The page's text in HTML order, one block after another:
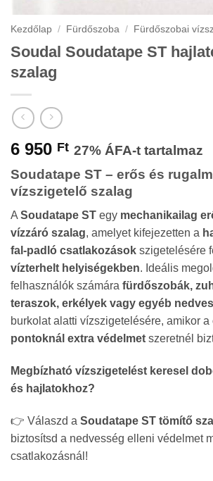
Kezdőlap / Fürdőszoba / Fürdőszobai
Soudal Soudatape ST
szalag
6 950 Ft 27% ÁFA-t tartalmaz
Soudatape ST – erős és
vízszigetelő szalag
A Soudatape ST egy mechanikailag
vízzáró szalag, amelyet kifejezetten a
fal-padló csatlakozások szigetelésére
vízterhelt helyiségekben. Ideális
felhasználók számára fürdőszobák,
teraszok, erkélyek vagy egyéb
burkolat alatti vízszigetelésére, amikor a
pontoknál extra védelmet szeretnél
Megbízható vízszigetelést keresel
és hajlatokhoz?
👉 Válaszd a Soudatape ST tömítő
biztosítsd a nedvesség elleni védelmet
csatlakozásnál!